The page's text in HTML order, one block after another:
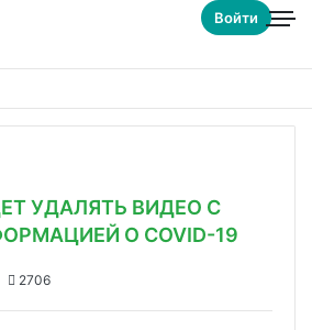
Войти
УДАЛЯТЬ ВИДЕО С
О COVID-19
2706